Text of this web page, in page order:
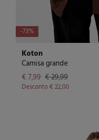
-73%
Koton
Camisa grande
€ 7,99 € 29,99
Desconto€ 22,00